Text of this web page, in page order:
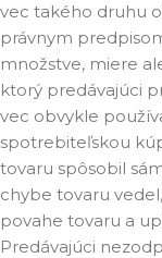
vec takého druhu
právnym
množstve, miere
ktorý predávajúci
vec obvykle
spotrebiteľskou
tovaru spôsobil
chybe tovaru
povahe tovaru a
Predávajúci